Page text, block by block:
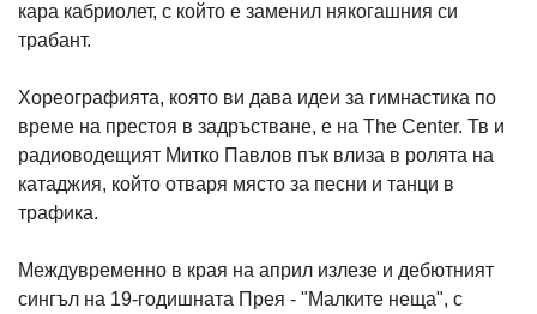
кара кабриолет, с който е заменил някогашния си
трабант.
Хореографията, която ви дава идеи за гимнастика по
време на престоя в задръстване, е на The Center. Тв и
радиоводещият Митко Павлов пък влиза в ролята на
катаджия, който отваря място за песни и танци в
трафика.
Междувременно в края на април излезе и дебютният
сингъл на 19-годишната Прея - "Малките неща", с